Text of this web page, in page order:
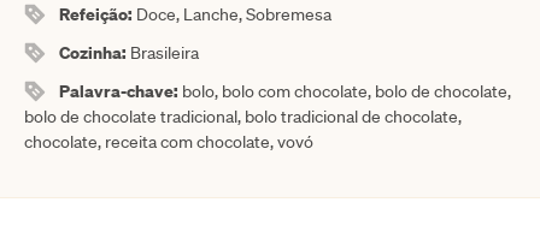
Refeição: Doce, Lanche, Sobremesa
Cozinha: Brasileira
Palavra-chave: bolo, bolo com chocolate, bolo de chocolate,
bolo de chocolate tradicional, bolo tradicional de chocolate,
chocolate, receita com chocolate, vovó